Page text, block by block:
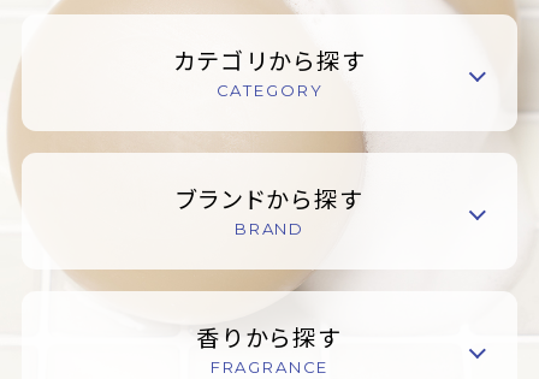
カテゴリから探す
CATEGORY
ブランドから探す
BRAND
香りから探す
FRAGRANCE